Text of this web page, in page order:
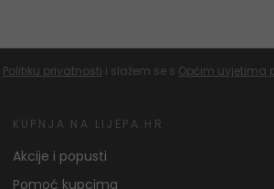
Politiku privatnosti i slažem se s Općim uvjetima
KUPNJA NA LIJEPA.HR
Akcije i popusti
Pomoć kupcima